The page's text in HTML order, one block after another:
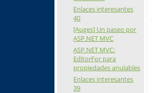
Enlaces interesantes
40
[Auges] Un paseo por
ASP.NET MVC
ASP.NET MVC:
EditorFor para
propiedades anulables
Enlaces interesantes
39